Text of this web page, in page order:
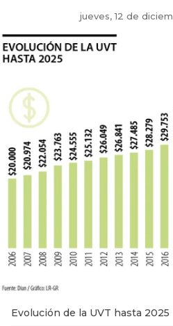
jueves, 12 de
Evolución de la UVT hasta 2025